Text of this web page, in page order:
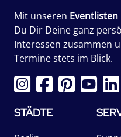
Mit unseren Eventlisten
Du Dir Deine ganz
Interessen zusammen
Termine stets im Blick.
STÄDTE